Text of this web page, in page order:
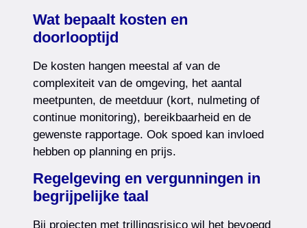
Wat bepaalt kosten en
doorlooptijd
De kosten hangen meestal af van de
complexiteit van de omgeving, het aantal
meetpunten, de meetduur (kort, nulmeting of
continue monitoring), bereikbaarheid en de
gewenste rapportage. Ook spoed kan invloed
hebben op planning en prijs.
Regelgeving en vergunningen in
begrijpelijke taal
Bij projecten met trillingsrisico wil het bevoegd